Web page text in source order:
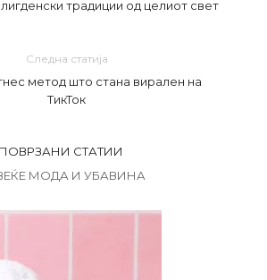
традиции од целиот свет
Следна статија
метод што стана вирален на
ТикТок
ПОВРЗАНИ СТАТИИ
МОДА И УБАВИНА